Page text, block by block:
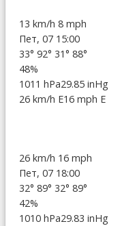
13 km/h 8 mph
Пет, 07 15:00
33° 92° 31° 88°
48%
1011 hPa29.85 inHg
26 km/h E16 mph E
26 km/h 16 mph
Пет, 07 18:00
32° 89° 32° 89°
42%
1010 hPa29.83 inHg